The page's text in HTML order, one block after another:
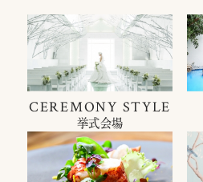
CEREMONY STYLE
挙式会場